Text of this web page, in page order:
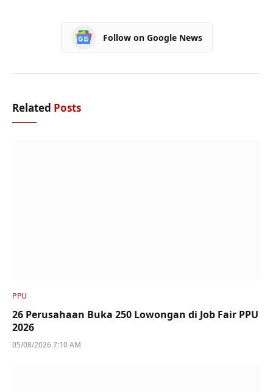
Follow on Google News
Related Posts
PPU
26 Perusahaan Buka 250 Lowongan di Job Fair PPU
2026
05/08/2026 7:10 AM